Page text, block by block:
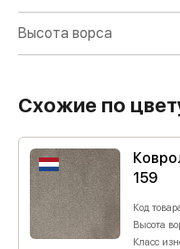
Высота ворса
Схожие по
159
Код
Высота
Класс